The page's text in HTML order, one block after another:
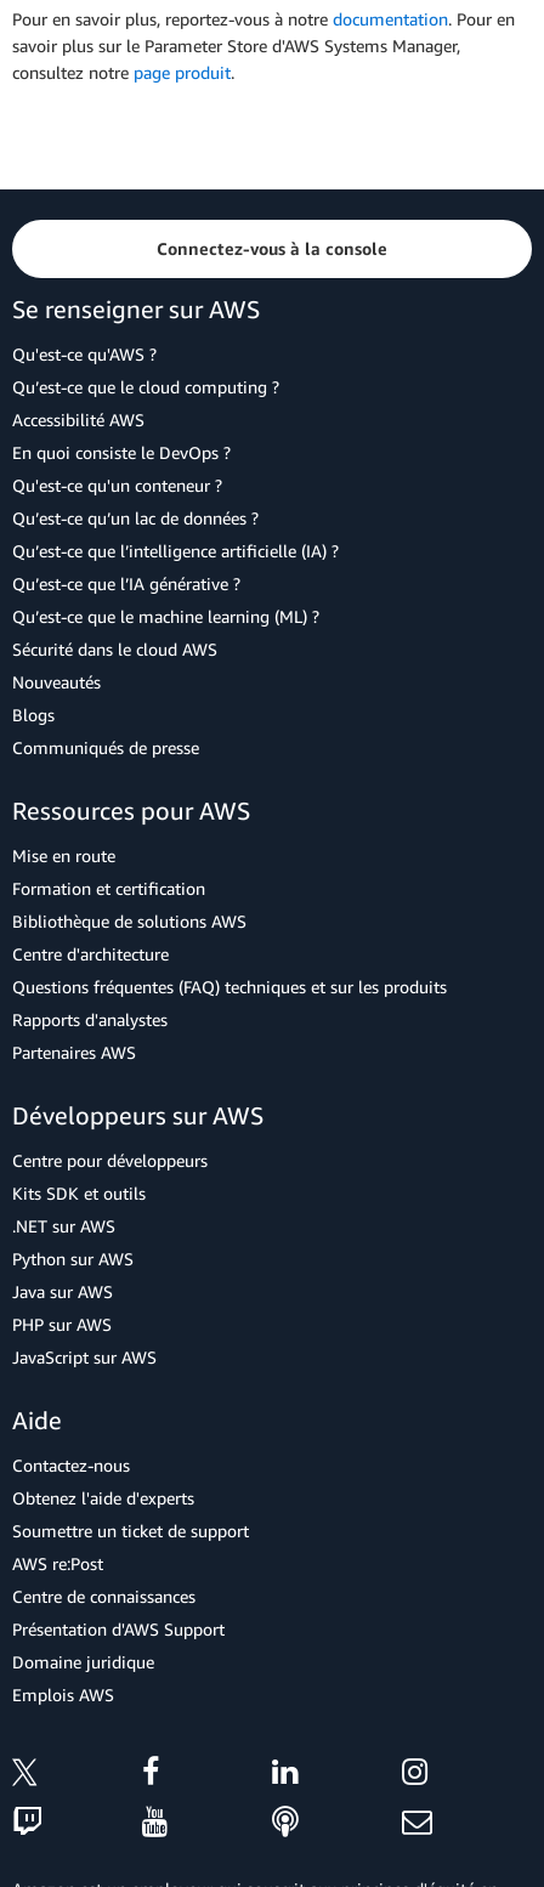
Pour en savoir plus, reportez-vous à notre documentation. Pour en
savoir plus sur le Parameter Store d'AWS Systems Manager,
consultez notre page produit.
Connectez-vous à la console
Se renseigner sur AWS
Qu'est-ce qu'AWS ?
Qu’est-ce que le cloud computing ?
Accessibilité AWS
En quoi consiste le DevOps ?
Qu'est-ce qu'un conteneur ?
Qu’est-ce qu’un lac de données ?
Qu’est-ce que l’intelligence artificielle (IA) ?
Qu’est-ce que l’IA générative ?
Qu’est-ce que le machine learning (ML) ?
Sécurité dans le cloud AWS
Nouveautés
Blogs
Communiqués de presse
Ressources pour AWS
Mise en route
Formation et certification
Bibliothèque de solutions AWS
Centre d'architecture
Questions fréquentes (FAQ) techniques et sur les produits
Rapports d'analystes
Partenaires AWS
Développeurs sur AWS
Centre pour développeurs
Kits SDK et outils
.NET sur AWS
Python sur AWS
Java sur AWS
PHP sur AWS
JavaScript sur AWS
Aide
Contactez-nous
Obtenez l'aide d'experts
Soumettre un ticket de support
AWS re:Post
Centre de connaissances
Présentation d'AWS Support
Domaine juridique
Emplois AWS